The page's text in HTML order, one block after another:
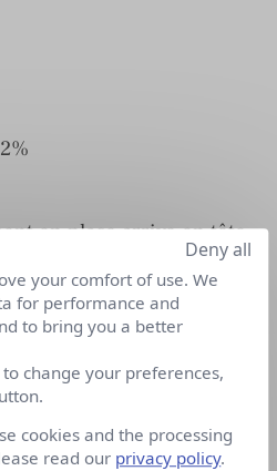
en place arrive en tête
des partis
2013 au 31 mars
période analysée, un pic
des résultats du 1er
citations du PS, 16 147
24 mars.
your comfort of use. We
for performance and
to bring you a better
change your preferences,
cookies and the processing
read our privacy policy.
Deny all